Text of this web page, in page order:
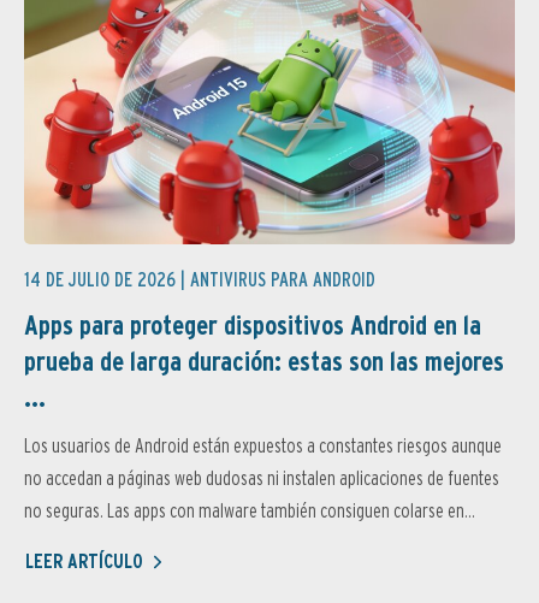
14 DE JULIO DE 2026 | ANTIVIRUS PARA ANDROID
Apps para proteger dispositivos Android en la
prueba de larga duración: estas son las mejores
...
Los usuarios de Android están expuestos a constantes riesgos aunque
no accedan a páginas web dudosas ni instalen aplicaciones de fuentes
no seguras. Las apps con malware también consiguen colarse en...
LEER ARTÍCULO